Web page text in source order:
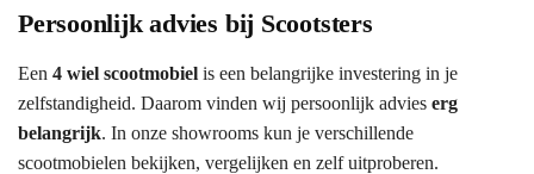
Persoonlijk advies bij Scootsters
Een 4 wiel scootmobiel is een belangrijke investering in je
zelfstandigheid. Daarom vinden wij persoonlijk advies erg
belangrijk. In onze showrooms kun je verschillende
scootmobielen bekijken, vergelijken en zelf uitproberen.